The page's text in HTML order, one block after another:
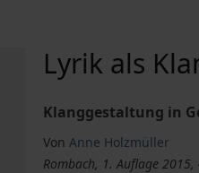
Lyrik als
Klanggestaltung in
Von Anne Holzmüller
Rombach, 1. Auflage 2015,